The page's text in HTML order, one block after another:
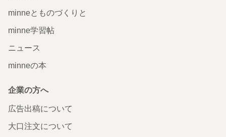
minneとものづくりと
minne学習帖
ニュース
minneの本
企業の方へ
広告出稿について
大口注文について